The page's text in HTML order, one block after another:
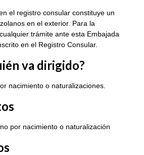
el registro consular constituye un
en el exterior. Para la
trámite ante esta Embajada
en el Registro Consular.
va dirigido?
nacimiento o naturalizaciones.
por nacimiento o naturalización